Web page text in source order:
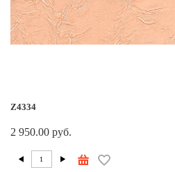
Z4334
2 950.00 руб.